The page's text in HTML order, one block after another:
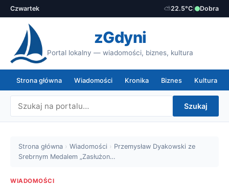
Czwartek ⛅22.5°C Dobra
zGdyni
Portal lokalny — wiadomości, biznes, kultura
Strona główna Wiadomości Kronika Biznes Kultura
Szukaj
Strona główna › Wiadomości › Przemysław Dyakowski ze
Srebrnym Medalem „Zasłużon…
WIADOMOŚCI